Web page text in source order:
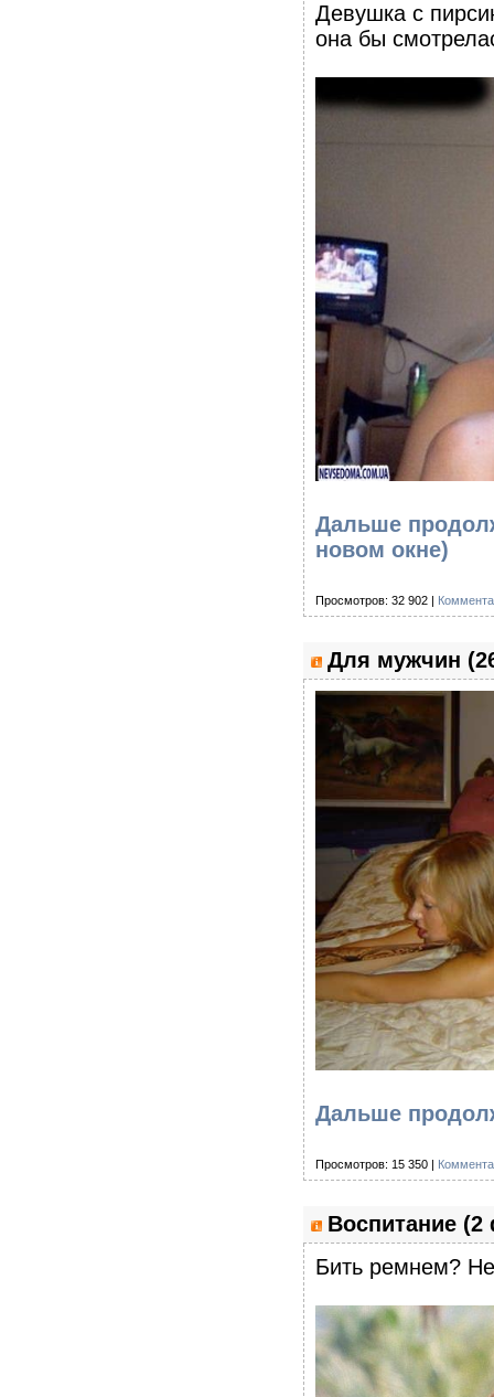
Девушка с
она бы
Дальше
новом окне)
Просмотров: 32 902 |
Для мужчин
Дальше
Просмотров: 15 350 |
Воспитание
Бить ремнем?